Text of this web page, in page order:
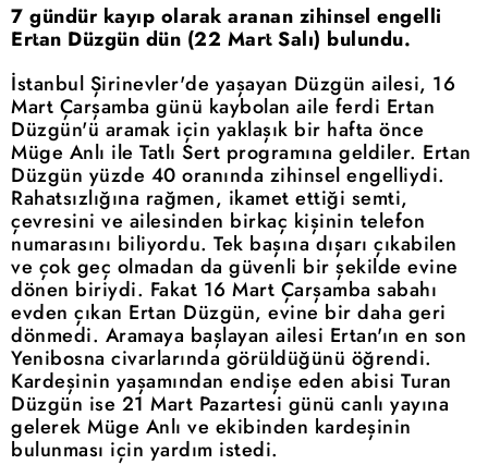
7 gündür kayıp olarak aranan zihinsel engelli
Ertan Düzgün dün (22 Mart Salı) bulundu.
İstanbul Şirinevler'de yaşayan Düzgün ailesi, 16
Mart Çarşamba günü kaybolan aile ferdi Ertan
Düzgün'ü aramak için yaklaşık bir hafta önce
Müge Anlı ile Tatlı Sert programına geldiler. Ertan
Düzgün yüzde 40 oranında zihinsel engelliydi.
Rahatsızlığına rağmen, ikamet ettiği semti,
çevresini ve ailesinden birkaç kişinin telefon
numarasını biliyordu. Tek başına dışarı çıkabilen
ve çok geç olmadan da güvenli bir şekilde evine
dönen biriydi. Fakat 16 Mart Çarşamba sabahı
evden çıkan Ertan Düzgün, evine bir daha geri
dönmedi. Aramaya başlayan ailesi Ertan'ın en son
Yenibosna civarlarında görüldüğünü öğrendi.
Kardeşinin yaşamından endişe eden abisi Turan
Düzgün ise 21 Mart Pazartesi günü canlı yayına
gelerek Müge Anlı ve ekibinden kardeşinin
bulunması için yardım istedi.